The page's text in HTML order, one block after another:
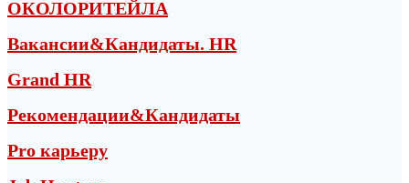
ОКОЛОРИТЕЙЛА
Вакансии&Кандидаты. HR
Grand HR
Рекомендации&Кандидаты
Pro карьеру